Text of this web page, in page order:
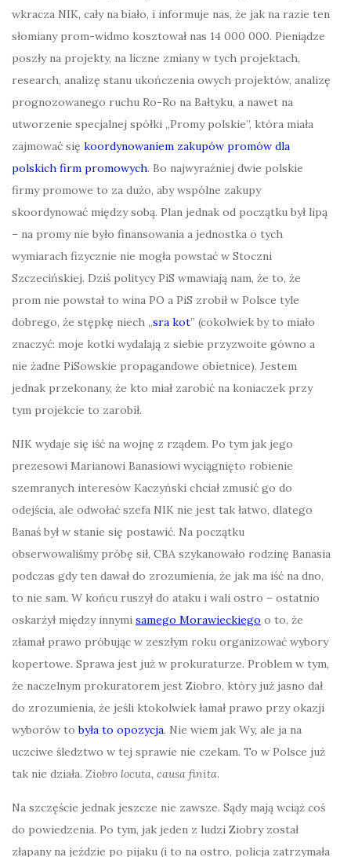
wkracza NIK, cały na biało, i informuje nas, że jak na razie ten
słomiany prom-widmo kosztował nas 14 000 000. Pieniądze
poszły na projekty, na liczne zmiany w tych projektach,
research, analizę stanu ukończenia owych projektów, analizę
prognozowanego ruchu Ro-Ro na Bałtyku, a nawet na
utworzenie specjalnej spółki „Promy polskie”, która miała
zajmować się koordynowaniem zakupów promów dla
polskich firm promowych. Bo najwyraźniej dwie polskie
firmy promowe to za dużo, aby wspólne zakupy
skoordynować między sobą. Plan jednak od początku był lipą
– na promy nie było finansowania a jednostka o tych
wymiarach fizycznie nie mogła powstać w Stoczni
Szczecińskiej. Dziś politycy PiS wmawiają nam, że to, że
prom nie powstał to wina PO a PiS zrobił w Polsce tyle
dobrego, że stępkę niech „sra kot” (cokolwiek by to miało
znaczyć: moje kotki wydalają z siebie przyzwoite gówno a
nie żadne PiSowskie propagandowe obietnice). Jestem
jednak przekonany, że kto miał zarobić na koniaczek przy
tym projekcie to zarobił.
NIK wydaje się iść na wojnę z rządem. Po tym jak jego
prezesowi Marianowi Banasiowi wyciągnięto robienie
szemranych interesów Kaczyński chciał zmusić go do
odejścia, ale odwołać szefa NIK nie jest tak łatwo, dlatego
Banaś był w stanie się postawić. Na początku
obserwowaliśmy próbę sił, CBA szykanowało rodzinę Banasia
podczas gdy ten dawał do zrozumienia, że jak ma iść na dno,
to nie sam. W końcu ruszył do ataku i wali ostro – ostatnio
oskarżył między innymi samego Morawieckiego o to, że
złamał prawo próbując w zeszłym roku organizować wybory
kopertowe. Sprawa jest już w prokuraturze. Problem w tym,
że naczelnym prokuratorem jest Ziobro, który już jasno dał
do zrozumienia, że jeśli ktokolwiek łamał prawo przy okazji
wyborów tobyła to opozycja. Nie wiem jak Wy, ale ja na
uczciwe śledztwo w tej sprawie nie czekam. To w Polsce już
tak nie działa. Ziobro locuta, causa finita.
Na szczęście jednak jeszcze nie zawsze. Sądy mają wciąż coś
do powiedzenia. Po tym, jak jeden z ludzi Ziobry został
złapany na jeździe po pijaku (i to na ostro, policja zatrzymała